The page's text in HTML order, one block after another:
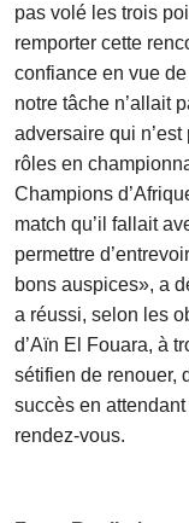
pas volé les trois
remporter cette
confiance en vue
notre tâche n’allait
adversaire qui
rôles en
Champions
match qu’il fallait
permettre
bons auspices», a
a réussi, selon les
d’Aïn El Fouara, à
sétifien de renouer,
succès en
rendez-vous.